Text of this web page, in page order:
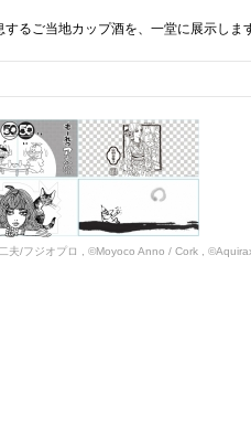
るご当地カップ酒を、一堂に展示しま
夫/フジオプロ , ©Moyoco Anno / Cork ,